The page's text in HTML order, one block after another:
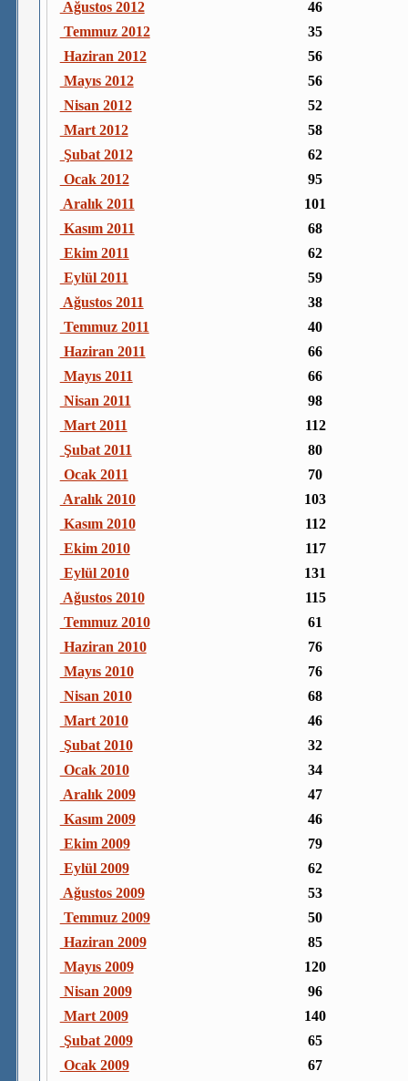
Ağustos 2012
46
Temmuz 2012
35
Haziran 2012
56
Mayıs 2012
56
Nisan 2012
52
Mart 2012
58
Şubat 2012
62
Ocak 2012
95
Aralık 2011
101
Kasım 2011
68
Ekim 2011
62
Eylül 2011
59
Ağustos 2011
38
Temmuz 2011
40
Haziran 2011
66
Mayıs 2011
66
Nisan 2011
98
Mart 2011
112
Şubat 2011
80
Ocak 2011
70
Aralık 2010
103
Kasım 2010
112
Ekim 2010
117
Eylül 2010
131
Ağustos 2010
115
Temmuz 2010
61
Haziran 2010
76
Mayıs 2010
76
Nisan 2010
68
Mart 2010
46
Şubat 2010
32
Ocak 2010
34
Aralık 2009
47
Kasım 2009
46
Ekim 2009
79
Eylül 2009
62
Ağustos 2009
53
Temmuz 2009
50
Haziran 2009
85
Mayıs 2009
120
Nisan 2009
96
Mart 2009
140
Şubat 2009
65
Ocak 2009
67